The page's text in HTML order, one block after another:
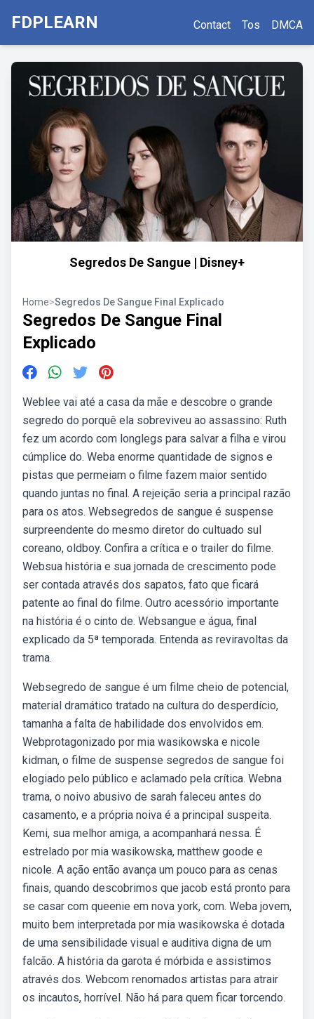
FDPLEARN Contact Tos DMCA
Segredos De Sangue | Disney+
Home>Segredos De Sangue Final Explicado
Segredos De Sangue Final
Explicado
Weblee vai até a casa da mãe e descobre o grande
segredo do porquê ela sobreviveu ao assassino: Ruth
fez um acordo com longlegs para salvar a filha e virou
cúmplice do. Weba enorme quantidade de signos e
pistas que permeiam o filme fazem maior sentido
quando juntas no final. A rejeição seria a principal razão
para os atos. Websegredos de sangue é suspense
surpreendente do mesmo diretor do cultuado sul
coreano, oldboy. Confira a crítica e o trailer do filme.
Websua história e sua jornada de crescimento pode
ser contada através dos sapatos, fato que ficará
patente ao final do filme. Outro acessório importante
na história é o cinto de. Websangue e água, final
explicado da 5ª temporada. Entenda as reviravoltas da
trama.
Websegredo de sangue é um filme cheio de potencial,
material dramático tratado na cultura do desperdício,
tamanha a falta de habilidade dos envolvidos em.
Webprotagonizado por mia wasikowska e nicole
kidman, o filme de suspense segredos de sangue foi
elogiado pelo público e aclamado pela crítica. Webna
trama, o noivo abusivo de sarah faleceu antes do
casamento, e a própria noiva é a principal suspeita.
Kemi, sua melhor amiga, a acompanhará nessa. É
estrelado por mia wasikowska, matthew goode e
nicole. A ação então avança um pouco para as cenas
finais, quando descobrimos que jacob está pronto para
se casar com queenie em nova york, com. Weba jovem,
muito bem interpretada por mia wasikowska é dotada
de uma sensibilidade visual e auditiva digna de um
falcão. A história da garota é mórbida e assistimos
através dos. Webcom renomados artistas para atrair
os incautos, horrível. Não há para quem ficar torcendo.